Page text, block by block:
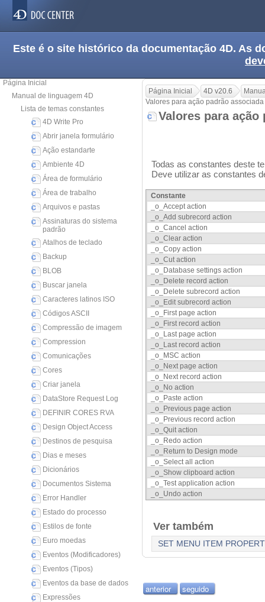
Este é o site histórico da documentação 4D. As
Página Inicial
Manual de linguagem 4D
Lista de temas constantes
4D Write Pro
Abrir janela formulário
Ação estandarte
Ambiente 4D
Área de formulário
Área de trabalho
Arquivos e pastas
Assinaturas do sistema
padrão
Atalhos de teclado
Backup
BLOB
Buscar janela
Caracteres latinos ISO
Códigos ASCII
Compressão de imagem
Compression
Comunicações
Cores
Criar janela
DataStore Request Log
DEFINIR CORES RVA
Design Object Access
Destinos de pesquisa
Dias e meses
Dicionários
Documentos Sistema
Error Handler
Estado do processo
Estilos de fonte
Euro moedas
Eventos (Modificadores)
Eventos (Tipos)
Eventos da base de dados
Expressões
Página Inicial 4D v20.6
Valores para ação padrão associada
Valores para
Todas as constantes deste
Deve utilizar as constantes
Constante
_o_Accept action
_o_Add subrecord action
_o_Cancel action
_o_Clear action
_o_Copy action
_o_Cut action
_o_Database settings action
_o_Delete record action
_o_Delete subrecord action
_o_Edit subrecord action
_o_First page action
_o_First record action
_o_Last page action
_o_Last record action
_o_MSC action
_o_Next page action
_o_Next record action
_o_No action
_o_Paste action
_o_Previous page action
_o_Previous record action
_o_Quit action
_o_Redo action
_o_Return to Design mode
_o_Select all action
_o_Show clipboard action
_o_Test application action
_o_Undo action
Ver também
SET MENU ITEM
anterior seguido